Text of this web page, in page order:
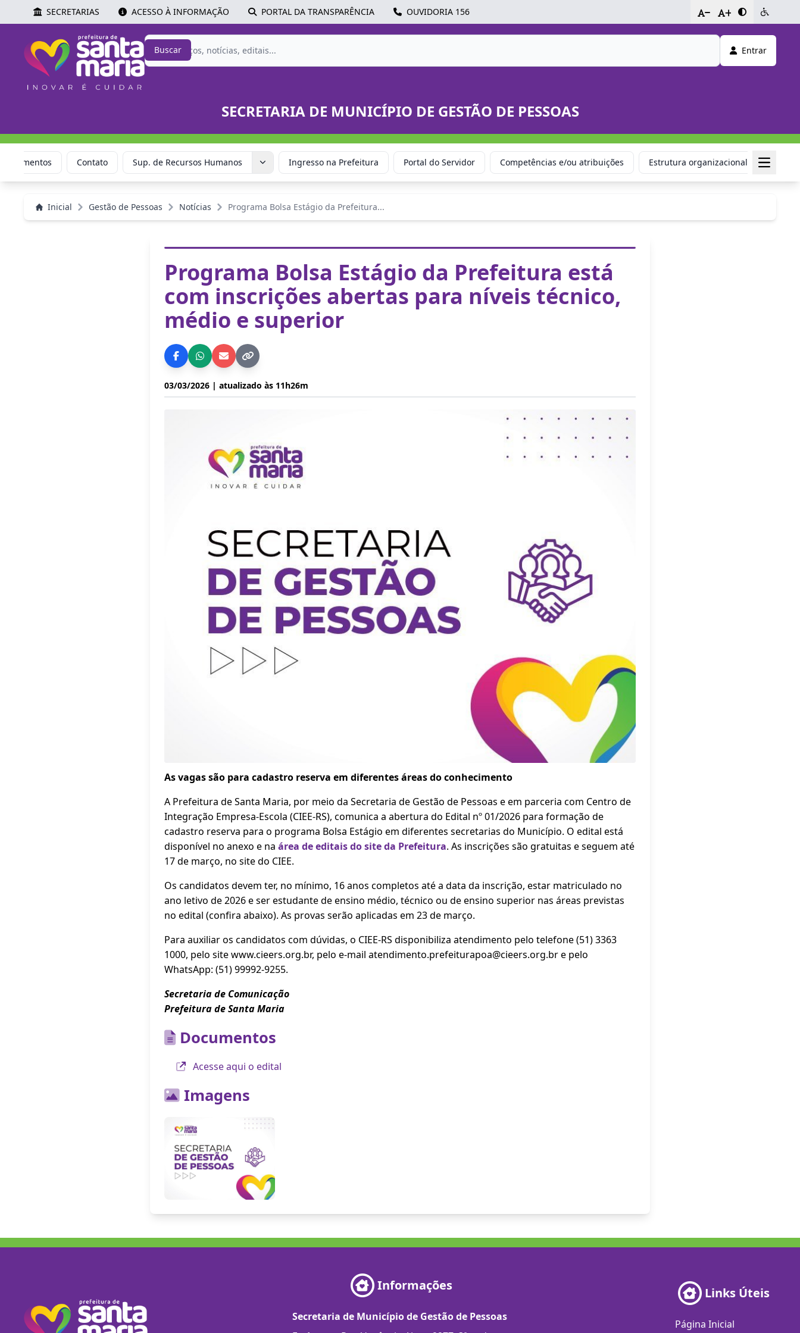
SECRETARIAS ACESSO À INFORMAÇÃO PORTAL DA TRANSPARÊNCIA OUVIDORIA 156 - +
Buscar Entrar
SECRETARIA DE MUNICÍPIO DE GESTÃO DE PESSOAS
Documentos Contato Sup. de Recursos Humanos Ingresso na Prefeitura Portal do Servidor Competências e/ou atribuições Estrutura organizacional
Inicial Gestão de Pessoas Notícias Programa Bolsa Estágio da Prefeitura...
Programa Bolsa Estágio da Prefeitura está
com inscrições abertas para níveis técnico,
médio e superior
03/03/2026 | atualizado às 11h26m
As vagas são para cadastro reserva em diferentes áreas do conhecimento
A Prefeitura de Santa Maria, por meio da Secretaria de Gestão de Pessoas e em parceria com Centro de
Integração Empresa-Escola (CIEE-RS), comunica a abertura do Edital nº 01/2026 para formação de
cadastro reserva para o programa Bolsa Estágio em diferentes secretarias do Município. O edital está
disponível no anexo e na área de editais do site da Prefeitura. As inscrições são gratuitas e seguem até
17 de março, no site do CIEE.
Os candidatos devem ter, no mínimo, 16 anos completos até a data da inscrição, estar matriculado no
ano letivo de 2026 e ser estudante de ensino médio, técnico ou de ensino superior nas áreas previstas
no edital (confira abaixo). As provas serão aplicadas em 23 de março.
Para auxiliar os candidatos com dúvidas, o CIEE-RS disponibiliza atendimento pelo telefone (51) 3363
1000, pelo site www.cieers.org.br, pelo e-mail atendimento.prefeiturapoa@cieers.org.br e pelo
WhatsApp: (51) 99992-9255.
Secretaria de Comunicação
Prefeitura de Santa Maria
Documentos
Acesse aqui o edital
Imagens
Informações
Secretaria de Município de Gestão de Pessoas
Links Úteis
Página Inicial